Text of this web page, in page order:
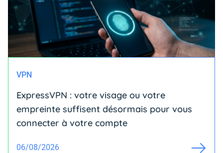
VPN
ExpressVPN : votre visage ou votre
empreinte suffisent désormais pour vous
connecter à votre compte
06/08/2026